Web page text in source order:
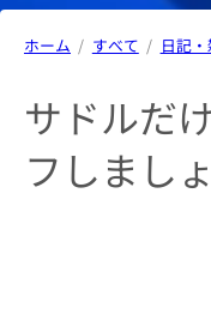
ホーム すべて 日記
サドルだ
フしましょ